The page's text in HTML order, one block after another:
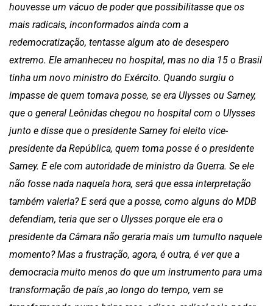
houvesse um vácuo de poder que possibilitasse que os
mais radicais, inconformados ainda com a
redemocratização, tentasse algum ato de desespero
extremo. Ele amanheceu no hospital, mas no dia 15 o Brasil
tinha um novo ministro do Exército. Quando surgiu o
impasse de quem tomava posse, se era Ulysses ou Sarney,
que o general Leônidas chegou no hospital com o Ulysses
junto e disse que o presidente Sarney foi eleito vice-
presidente da República, quem toma posse é o presidente
Sarney. E ele com autoridade de ministro da Guerra. Se ele
não fosse nada naquela hora, será que essa interpretação
também valeria? E será que a posse, como alguns do MDB
defendiam, teria que ser o Ulysses porque ele era o
presidente da Câmara não geraria mais um tumulto naquele
momento? Mas a frustração, agora, é outra, é ver que a
democracia muito menos do que um instrumento para uma
transformação de país ,ao longo do tempo, vem se